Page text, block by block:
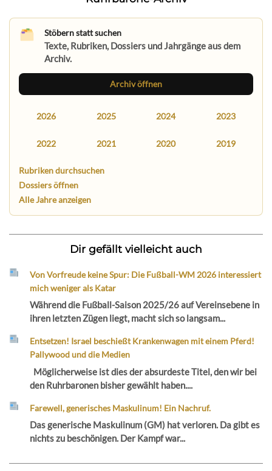
Stöbern statt suchen
Texte, Rubriken, Dossiers und Jahrgänge aus dem
Archiv.
Archiv öffnen
2026 2025 2024 2023
2022 2021 2020 2019
Rubriken durchsuchen
Dossiers öffnen
Alle Jahre anzeigen
Dir gefällt vielleicht auch
Von Vorfreude keine Spur: Die Fußball-WM 2026 interessiert
mich weniger als Katar
Während die Fußball-Saison 2025/26 auf Vereinsebene in
ihren letzten Zügen liegt, macht sich so langsam...
Entsetzen! Israel beschießt Krankenwagen mit einem Pferd!
Pallywood und die Medien
Möglicherweise ist dies der absurdeste Titel, den wir bei
den Ruhrbaronen bisher gewählt haben....
Farewell, generisches Maskulinum! Ein Nachruf.
Das generische Maskulinum (GM) hat verloren. Da gibt es
nichts zu beschönigen. Der Kampf war...